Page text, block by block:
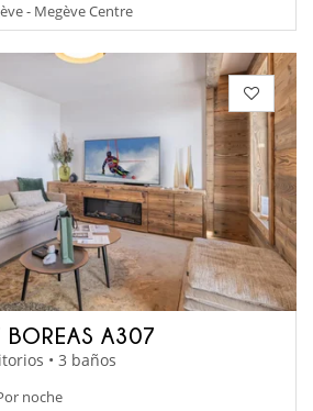
- Megève Centre
BOREAS A307
• 3 baños
noche